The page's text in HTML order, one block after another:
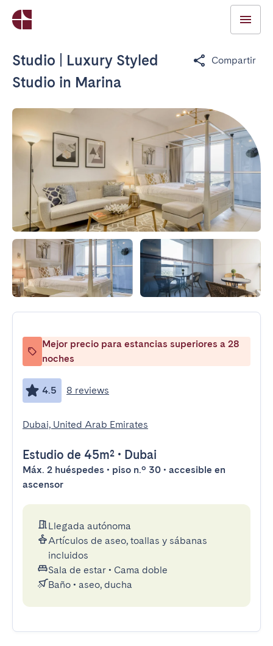
Studio | Luxury Styled
Studio in Marina
Compartir
Mejor precio para estancias superiores a 28
noches
4.5 8 reviews
Dubai, United Arab Emirates
Estudio de 45m² • Dubai
Máx. 2 huéspedes • piso n.º 30 • accesible en
ascensor
Llegada autónoma
Artículos de aseo, toallas y sábanas
incluidos
Sala de estar • Cama doble
Baño • aseo, ducha